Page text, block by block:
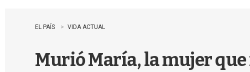
EL PAÍS VIDA ACTUAL
Murió María, la mujer